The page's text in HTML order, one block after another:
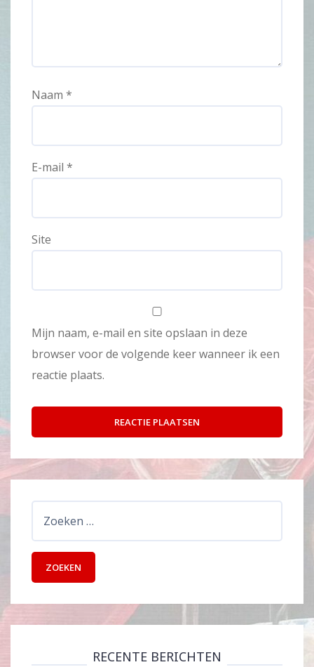
Naam *
E-mail *
Site
Mijn naam, e-mail en site opslaan in deze
browser voor de volgende keer wanneer ik een
reactie plaats.
RECENTE BERICHTEN